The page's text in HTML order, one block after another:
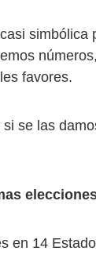
simbólica
favores.
se las
en 14